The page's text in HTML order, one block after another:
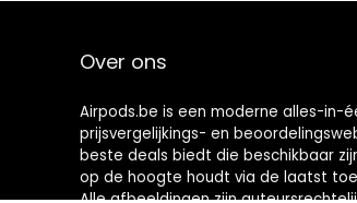
Over ons
Airpods.be is een moderne alles-in-
prijsvergelijkings- en
beste deals biedt die beschikbaar
op de hoogte houdt via de laatst
Alle afbeeldingen zijn